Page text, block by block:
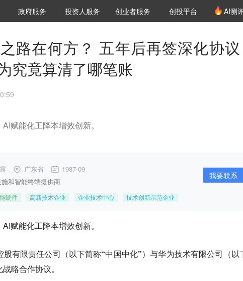
城市之窗
政府服务 VClub投资机构库
投资机构职位推介
投资人服务 创投氪堂
创业者服务 创投平台 AI测
路在何方？ 五年后再签深化协议
究竟算清了哪笔账
赋能化工降本增效创新。
广东省 1987-09
和智能终端提供商
硬件 高新技术企业 企业技术中心 技术创新示范企业
我要联系
赋能化工降本增效创新。
有限责任公司（以下简称“中国中化”）与华为技术有限公司（以
略合作协议。